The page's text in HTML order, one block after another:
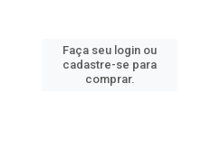
Faça seu login ou
cadastre-se para
comprar.